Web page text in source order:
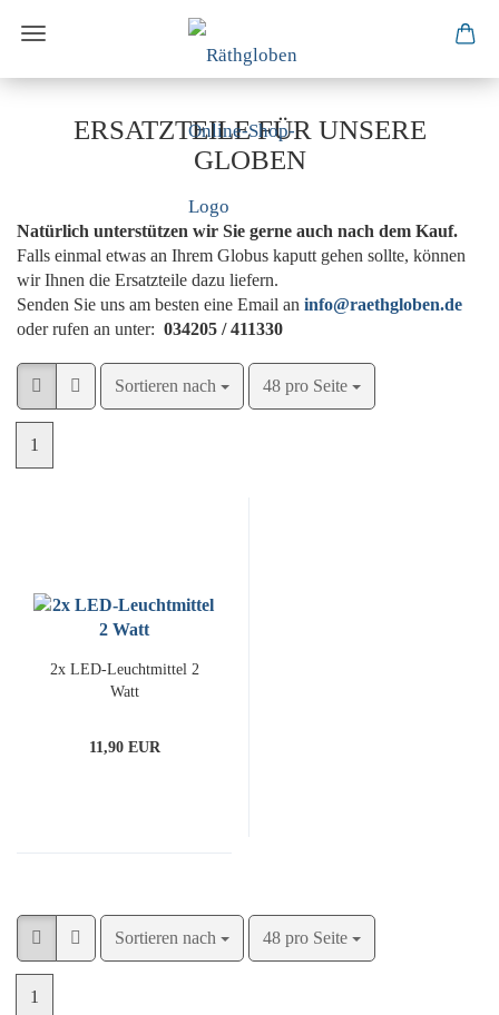
ERSATZTEILE FÜR UNSERE
GLOBEN
Natürlich unterstützen wir Sie gerne auch nach dem Kauf.
Falls einmal etwas an Ihrem Globus kaputt gehen sollte, können
wir Ihnen die Ersatzteile dazu liefern.
Senden Sie uns am besten eine Email an info@raethgloben.de
oder rufen an unter: 034205 / 411330
Sortieren nach
Sortieren nach 48 pro Seite
pro Seite
1
2x LED-Leuchtmittel 2
Watt
11,90 EUR
Sortieren nach
Sortieren nach 48 pro Seite
pro Seite
1